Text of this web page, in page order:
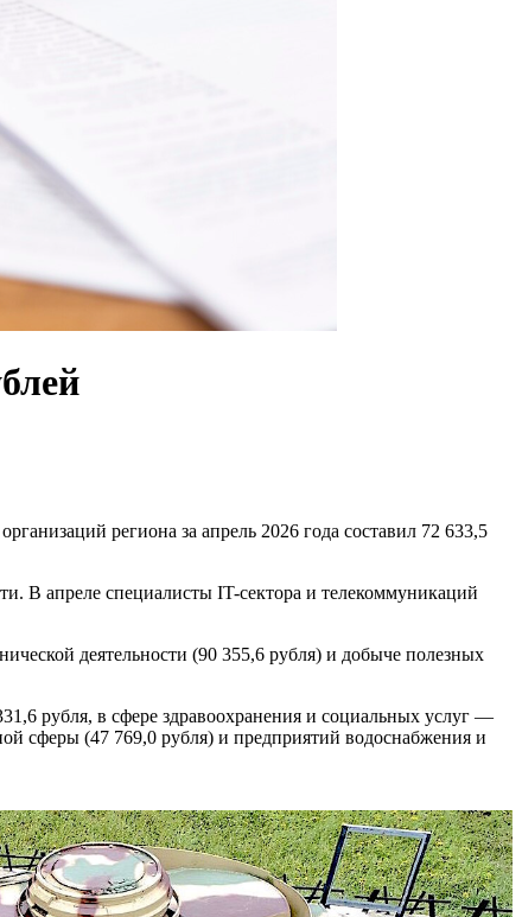
региона за апрель 2026 года составил 72 633,5
В апреле специалисты IT-сектора и телекоммуникаций
деятельности (90 355,6 рубля) и добыче полезных
рубля, в сфере здравоохранения и социальных услуг —
сферы (47 769,0 рубля) и предприятий водоснабжения и